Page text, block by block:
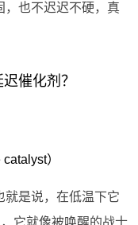
，也不迟迟不硬，真
催化剂？
）
就是说，在低温下它